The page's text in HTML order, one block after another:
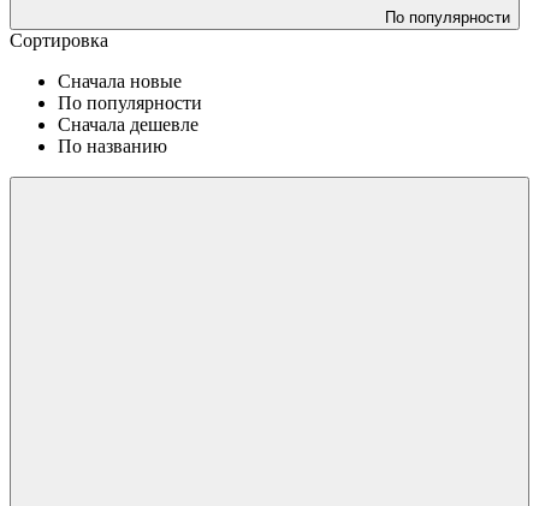
По популярности
Сортировка
Сначала новые
По популярности
Сначала дешевле
По названию